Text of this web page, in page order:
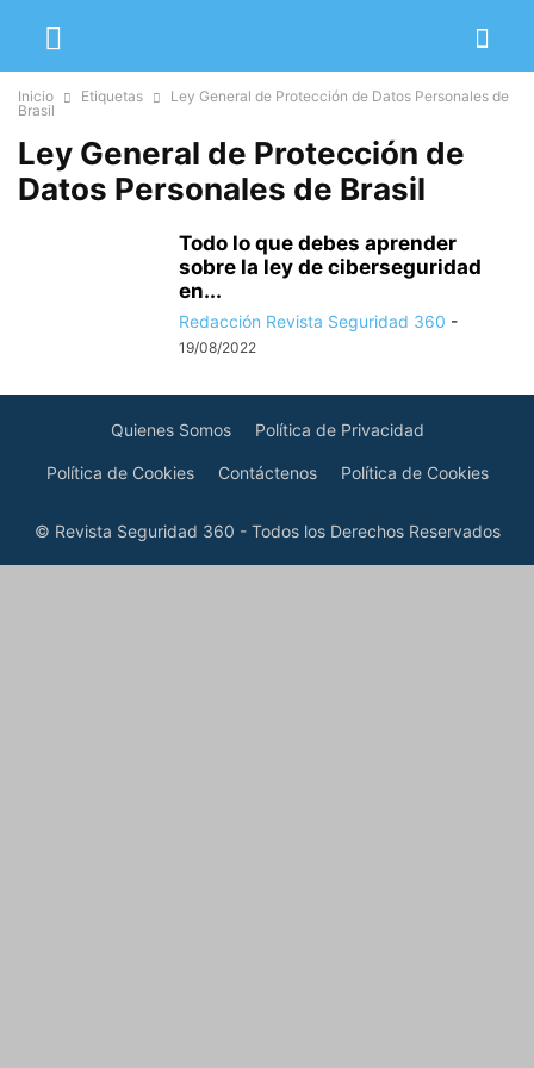
Inicio Etiquetas
Ley General de Protección de Datos Personales de
Brasil
Ley General de Protección de
Datos Personales de Brasil
Todo lo que debes aprender
sobre la ley de ciberseguridad
en...
Redacción Revista Seguridad 360 -
19/08/2022
Quienes Somos Política de Privacidad
Política de Cookies Contáctenos Política de Cookies
© Revista Seguridad 360 - Todos los Derechos Reservados